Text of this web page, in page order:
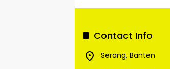
Contact Info
Serang, Banten